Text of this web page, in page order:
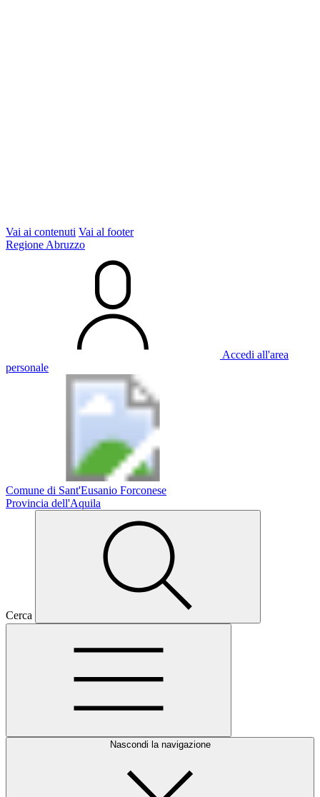
Vai ai contenuti Vai al footer
Regione Abruzzo
Accedi all'area
personale
Comune di Sant'Eusanio Forconese
Provincia dell'Aquila
Cerca
Nascondi la navigazione